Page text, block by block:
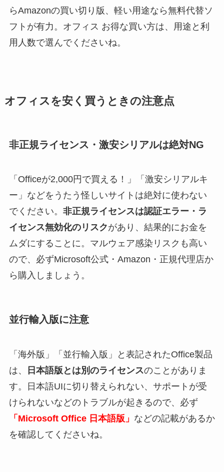
らAmazonの買い切り版、軽い用途なら無料代替ソ
フトが有力。オフィス お得な買い方は、用途と利
用人数で選んでくださいね。
オフィスを安く買うときの注意点
非正規ライセンス・激安シリアルは絶対NG
「Officeが2,000円で買える！」「激安シリアルキ
ー」などをうたう怪しいサイトは絶対に使わない
でください。 非正規ライセンスは認証エラー・ラ
イセンス無効化のリスクがあり、結果的にお金を
ムダにすることに。マルウェア感染リスクも高い
ので、必ずMicrosoft公式・Amazon・正規代理店か
ら購入しましょう。
並行輸入版に注意
「海外版」「並行輸入版」と表記されたOffice製品
は、
日本語版とは別のライセンスのことがありま
す。日本語UIに切り替えられない、サポートが受
けられないなどのトラブルが起きるので、必ず
「Microsoft Office 日本語版」 などの記載があるか
を確認してくださいね。